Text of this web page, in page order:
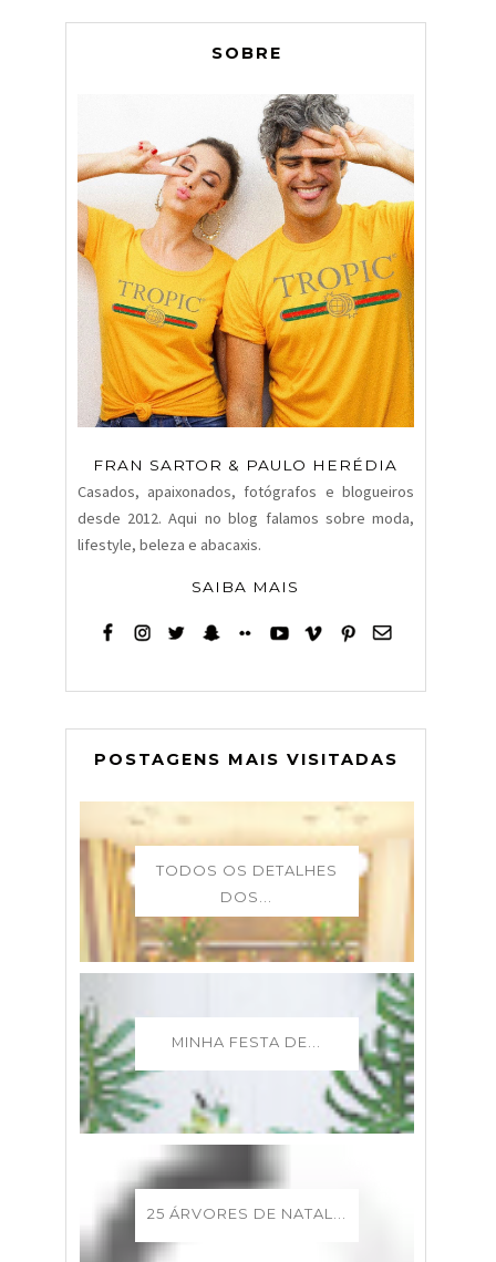
SOBRE
FRAN SARTOR & PAULO HERÉDIA
Casados, apaixonados, fotógrafos e blogueiros
desde 2012. Aqui no blog falamos sobre moda,
lifestyle, beleza e abacaxis.
SAIBA MAIS
POSTAGENS MAIS VISITADAS
TODOS OS DETALHES
DOS...
MINHA FESTA DE...
25 ÁRVORES DE NATAL...